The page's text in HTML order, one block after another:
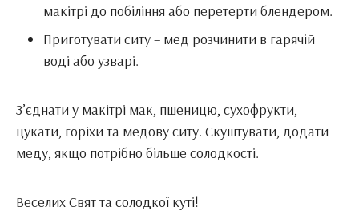
макітрі до побіління або перетерти блендером.
Приготувати ситу – мед розчинити в гарячій
воді або узварі.
З’єднати у макітрі мак, пшеницю, сухофрукти,
цукати, горіхи та медову ситу. Скуштувати, додати
меду, якщо потрібно більше солодкості.
Веселих Свят та солодкої куті!